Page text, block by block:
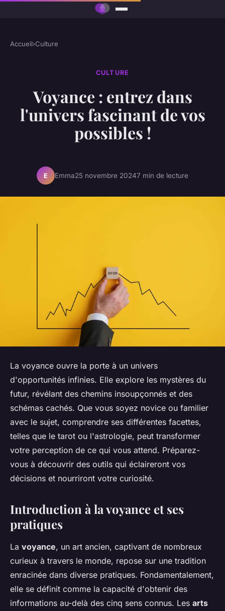
Accueil›Culture
CULTURE
Voyance : entrez dans
l'univers fascinant de vos
possibles !
E Emma25 novembre 20247 min de lecture
La voyance ouvre la porte à un univers
d'opportunités infinies. Elle explore les mystères du
futur, révélant des chemins insoupçonnés et des
schémas cachés. Que vous soyez novice ou familier
avec le sujet, comprendre ses différentes facettes,
telles que le tarot ou l'astrologie, peut transformer
votre perception de ce qui vous attend. Préparez-
vous à découvrir des outils qui éclaireront vos
décisions et nourriront votre curiosité.
Introduction à la voyance et ses
pratiques
La voyance, un art ancien, captivant de nombreux
curieux à travers le monde, repose sur une tradition
enracinée dans diverse pratiques. Fondamentalement,
elle se définit comme la capacité d'obtenir des
informations au-delà des cinq sens connus. Les arts